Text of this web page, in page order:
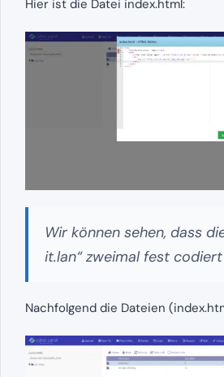
Hier ist die Datei index.html:
Wir können sehen, dass
it.lan“ zweimal fest
Nachfolgend die Dateien